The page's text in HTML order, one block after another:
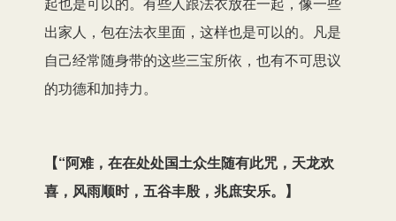
出家人，包在法衣里面，这样也是可以的。凡是
自己经常随身带的这些三宝所依，也有不可思议
的功德和加持力。
【“阿难，在在处处国土众生随有此咒，天龙欢
喜，风雨顺时，五谷丰殷，兆庶安乐。 】